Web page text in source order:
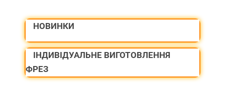
НОВИНКИ
ІНДИВІДУАЛЬНЕ ВИГОТОВЛЕННЯ
ФРЕЗ